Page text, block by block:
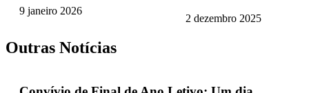
9 janeiro 2026
2 dezembro 2025
Outras Notícias